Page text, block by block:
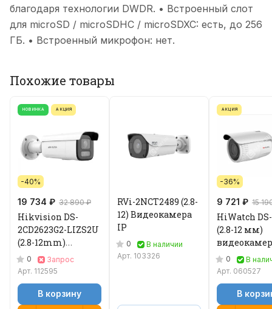
благодаря технологии DWDR. • Встроенный слот
для microSD / microSDHC / microSDXC: есть, до 256
ГБ. • Встроенный микрофон: нет.
Похожие товары
НОВИНКА АКЦИЯ
-40%
19 734 ₽ 32 890 ₽
Hikvision DS-
2CD2623G2-LIZS2U
(2.8-12mm)
Видеокамера IP
0
Запрос
Арт. 112595
В корзину
RVi-2NCT2489 (2.8-
12) Видеокамера
IP
0
В наличии
Арт. 103326
АКЦИЯ
-36%
9 721 ₽ 15
HiWatch
(2.8-12 мм)
0
В
Арт. 060527
В